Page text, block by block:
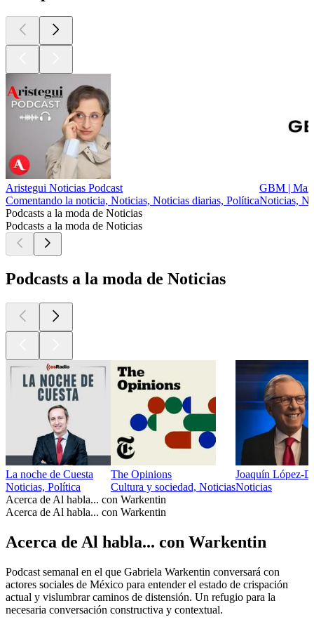
Aristegui Noticias Podcast
Comentando la noticia, Noticias, Noticias diarias, Política
GBM |
Noticias,
Podcasts a la moda de Noticias
Podcasts a la moda de Noticias
Podcasts a la moda de Noticias
La noche de Cuesta
Noticias, Política
The Opinions
Cultura y sociedad, Noticias
Joaquín López-
Noticias
Acerca de Al habla... con Warkentin
Acerca de Al habla... con Warkentin
Acerca de Al habla... con Warkentin
Podcast semanal en el que Gabriela Warkentin conversará con
actores sociales de México para entender el estado de crispación
actual y vislumbrar caminos de distensión. Un refugio para la
necesaria conversación constructiva y contextual.